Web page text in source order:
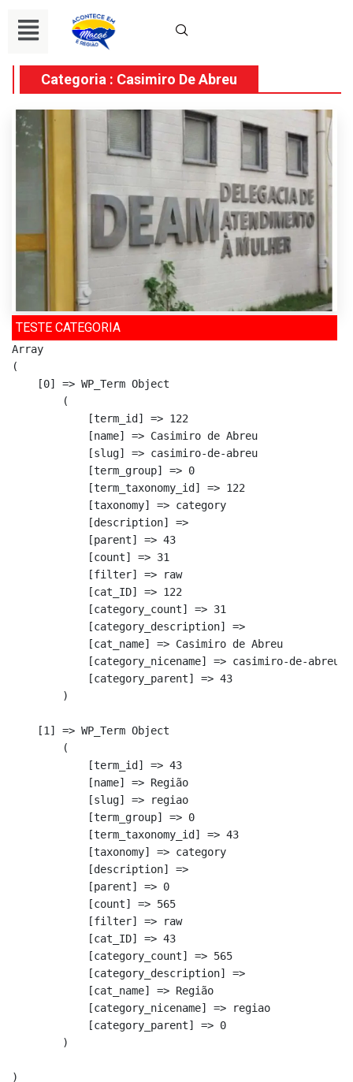
Categoria : Casimiro De Abreu
TESTE CATEGORIA
Array
(
    [0] => WP_Term Object
        (
            [term_id] => 122
            [name] => Casimiro de Abreu
            [slug] => casimiro-de-abreu
            [term_group] => 0
            [term_taxonomy_id] => 122
            [taxonomy] => category
            [description] =>
            [parent] => 43
            [count] => 31
            [filter] => raw
            [cat_ID] => 122
            [category_count] => 31
            [category_description] =>
            [cat_name] => Casimiro de Abreu
            [category_nicename] => casimiro-de-abreu
            [category_parent] => 43
        )
    [1] => WP_Term Object
        (
            [term_id] => 43
            [name] => Região
            [slug] => regiao
            [term_group] => 0
            [term_taxonomy_id] => 43
            [taxonomy] => category
            [description] =>
            [parent] => 0
            [count] => 565
            [filter] => raw
            [cat_ID] => 43
            [category_count] => 565
            [category_description] =>
            [cat_name] => Região
            [category_nicename] => regiao
            [category_parent] => 0
        )